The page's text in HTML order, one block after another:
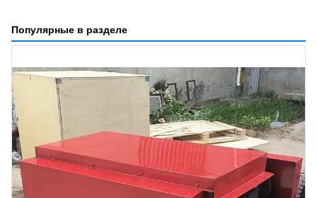
Популярные в разделе